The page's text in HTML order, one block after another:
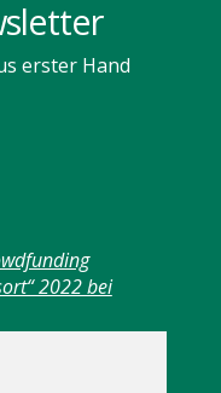
erster Hand
2022 bei